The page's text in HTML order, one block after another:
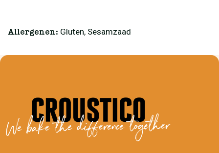
Allergenen: Gluten, Sesamzaad
We bake the difference together